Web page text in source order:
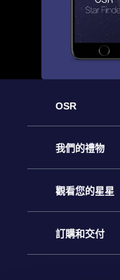
OSR
客戶服務
聯繫我們
博客
我們的禮物
Online Star禮物
OSR禮物包
觀看您的星星
星星注册
訂購和交付